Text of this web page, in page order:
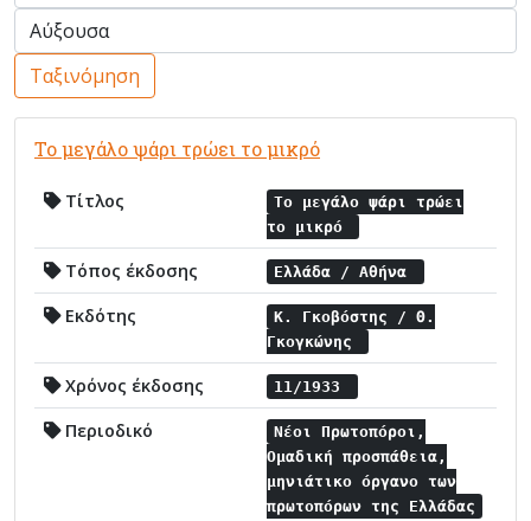
Ταξινόμηση
Το μεγάλο ψάρι τρώει το μικρό
Τίτλος
Το μεγάλο ψάρι τρώει
το μικρό
Τόπος έκδοσης Ελλάδα / Αθήνα
Εκδότης
Κ. Γκοβόστης / Θ.
Γκογκώνης
Χρόνος έκδοσης 11/1933
Περιοδικό
Νέοι Πρωτοπόροι,
Ομαδική προσπάθεια,
μηνιάτικο όργανο των
πρωτοπόρων της Ελλάδας